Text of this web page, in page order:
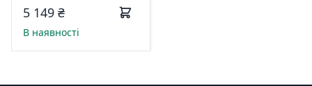
5 149 ₴
В наявності